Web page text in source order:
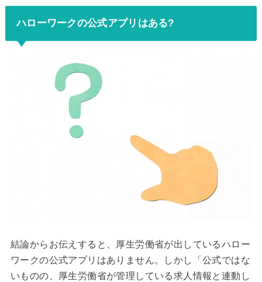
ハローワークの公式アプリはある?
結論からお伝えすると、厚生労働省が出しているハロー
ワークの公式アプリはありません。しかし「公式ではな
いものの、厚生労働省が管理している求人情報と連動し